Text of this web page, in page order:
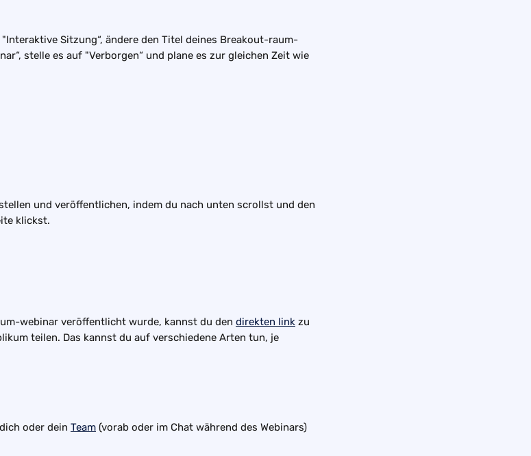
Sitzung“, ändere den Titel deines Breakout-raum-
stelle es auf "Verborgen“ und plane es zur gleichen Zeit wie
und veröffentlichen, indem du nach unten scrollst und den
klickst.
webinar veröffentlicht wurde, kannst du den direkten link zu
teilen. Das kannst du auf verschiedene Arten tun, je
oder dein Team (vorab oder im Chat während des Webinars)